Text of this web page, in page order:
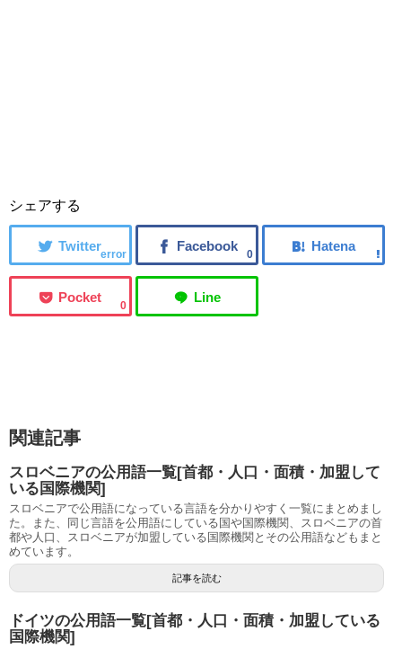
シェアする
error 0
0
関連記事
スロベニアの公用語一覧[首都・人口・面積・加盟して
いる国際機関]
スロベニアで公用語になっている言語を分かりやすく一覧にまとめまし
た。また、同じ言語を公用語にしている国や国際機関、スロベニアの首
都や人口、スロベニアが加盟している国際機関とその公用語などもまと
めています。
記事を読む
ドイツの公用語一覧[首都・人口・面積・加盟している
国際機関]